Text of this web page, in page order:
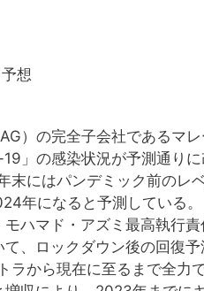
想
）の完全子会社であるマ
」の感染状況が予測通り
末にはパンデミック前のレ
年になると予測している。
ハマド・アズミ最高執行
、ロックダウン後の回復
ラから現在に至るまで全力